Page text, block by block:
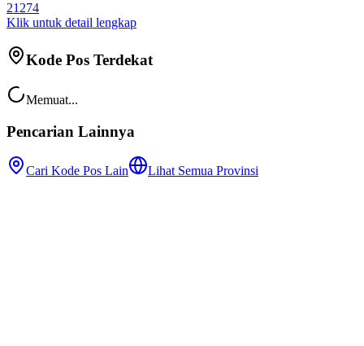
21274
Klik untuk detail lengkap
Kode Pos Terdekat
Memuat...
Pencarian Lainnya
Cari Kode Pos Lain Lihat Semua Provinsi